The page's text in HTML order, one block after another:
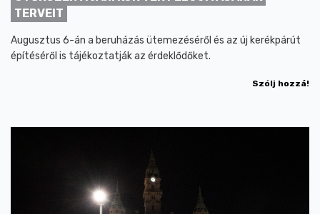
TERVEIT
Augusztus 6-án a beruházás ütemezéséről és az új kerékpárút
építéséről is tájékoztatják az érdeklődőket.
Szólj hozzá!